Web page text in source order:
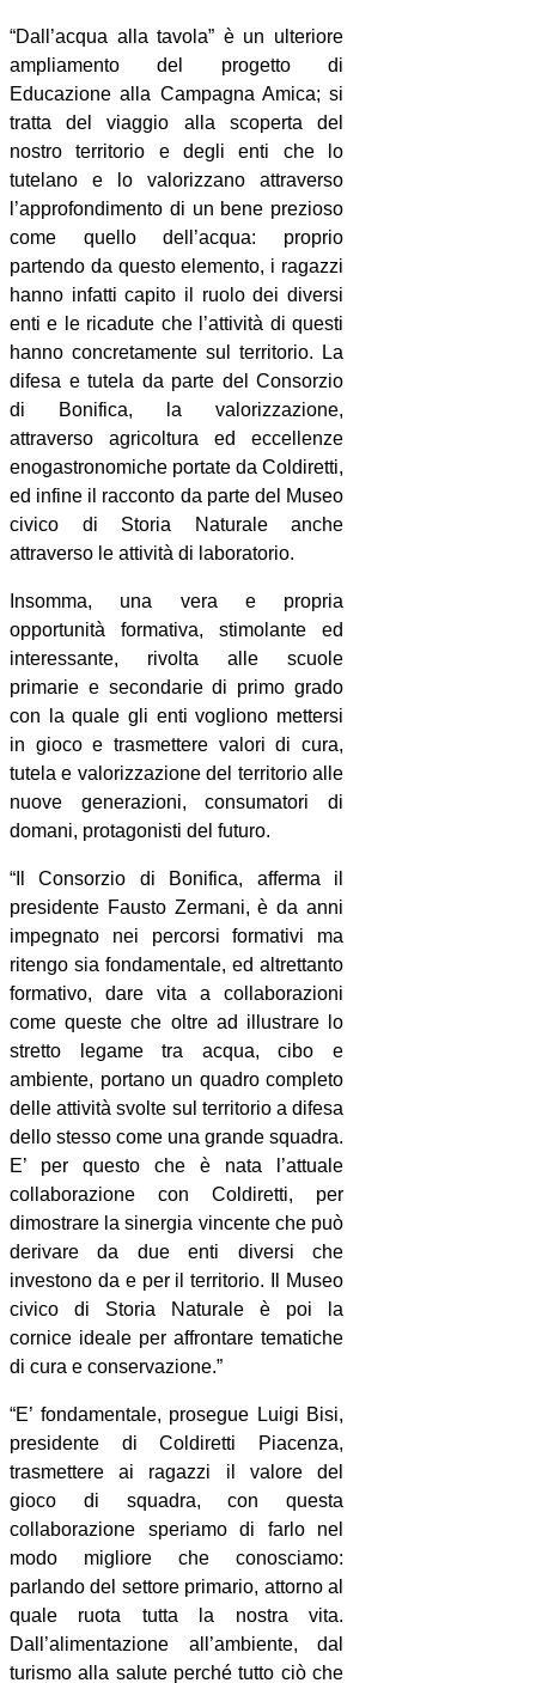
“Dall’acqua alla tavola” è un ulteriore
ampliamento del progetto di
Educazione alla Campagna Amica; si
tratta del viaggio alla scoperta del
nostro territorio e degli enti che lo
tutelano e lo valorizzano attraverso
l’approfondimento di un bene prezioso
come quello dell’acqua: proprio
partendo da questo elemento, i ragazzi
hanno infatti capito il ruolo dei diversi
enti e le ricadute che l’attività di questi
hanno concretamente sul territorio. La
difesa e tutela da parte del Consorzio
di Bonifica, la valorizzazione,
attraverso agricoltura ed eccellenze
enogastronomiche portate da Coldiretti,
ed infine il racconto da parte del Museo
civico di Storia Naturale anche
attraverso le attività di laboratorio.
Insomma, una vera e propria
opportunità formativa, stimolante ed
interessante, rivolta alle scuole
primarie e secondarie di primo grado
con la quale gli enti vogliono mettersi
in gioco e trasmettere valori di cura,
tutela e valorizzazione del territorio alle
nuove generazioni, consumatori di
domani, protagonisti del futuro.
“Il Consorzio di Bonifica, afferma il
presidente Fausto Zermani, è da anni
impegnato nei percorsi formativi ma
ritengo sia fondamentale, ed altrettanto
formativo, dare vita a collaborazioni
come queste che oltre ad illustrare lo
stretto legame tra acqua, cibo e
ambiente, portano un quadro completo
delle attività svolte sul territorio a difesa
dello stesso come una grande squadra.
E’ per questo che è nata l’attuale
collaborazione con Coldiretti, per
dimostrare la sinergia vincente che può
derivare da due enti diversi che
investono da e per il territorio. Il Museo
civico di Storia Naturale è poi la
cornice ideale per affrontare tematiche
di cura e conservazione.”
“E’ fondamentale, prosegue Luigi Bisi,
presidente di Coldiretti Piacenza,
trasmettere ai ragazzi il valore del
gioco di squadra, con questa
collaborazione speriamo di farlo nel
modo migliore che conosciamo:
parlando del settore primario, attorno al
quale ruota tutta la nostra vita.
Dall’alimentazione all’ambiente, dal
turismo alla salute perché tutto ciò che